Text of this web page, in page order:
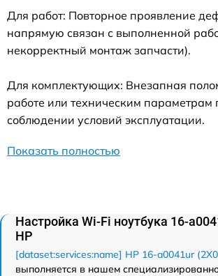
Для работ: Повторное проявление
напрямую связан с выполненной
некорректный монтаж запчасти).
Для комплектующих: Внезапная
работе или техническим параметрам
соблюдении условий эксплуатации.
Показать полностью
Настройка Wi-Fi ноутбука 16-
HP
[dataset:services:name] HP 16-a0041ur
выполняется в нашем